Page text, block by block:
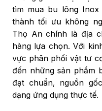
tìm mua bu lông Inox
thành tối ưu không
Thọ An chính là địa
hàng lựa chọn. Với
vực phân phối vật tư
đến những sản phẩm
đạt chuẩn, nguồn
dạng ứng dụng thực tế.